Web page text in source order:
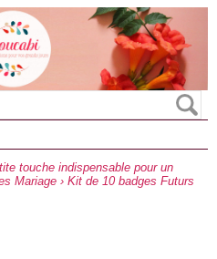
touche indispensable pour un
Mariage › Kit de 10 badges Futurs